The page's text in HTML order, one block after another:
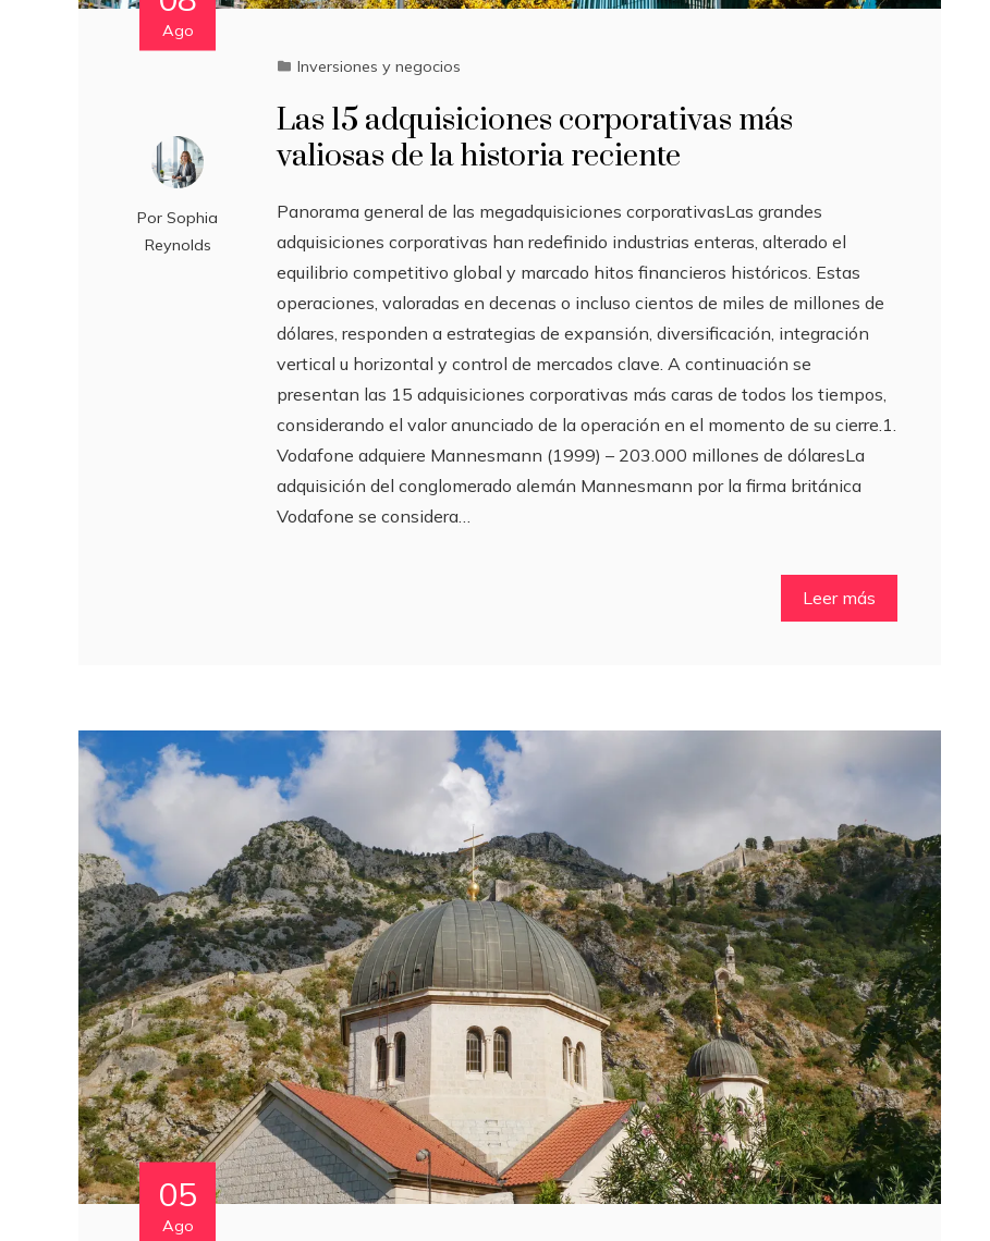
Ago
PorSophia
Reynolds
Inversiones y negocios
Las 15 adquisiciones corporativas más
valiosas de la historia reciente
Panorama general de las megadquisiciones corporativasLas grandes
adquisiciones corporativas han redefinido industrias enteras, alterado el
equilibrio competitivo global y marcado hitos financieros históricos. Estas
operaciones, valoradas en decenas o incluso cientos de miles de millones de
dólares, responden a estrategias de expansión, diversificación, integración
vertical u horizontal y control de mercados clave. A continuación se
presentan las 15 adquisiciones corporativas más caras de todos los tiempos,
considerando el valor anunciado de la operación en el momento de su cierre.1.
Vodafone adquiere Mannesmann (1999) – 203.000 millones de dólaresLa
adquisición del conglomerado alemán Mannesmann por la firma británica
Vodafone se considera…
Leer más
05
Ago